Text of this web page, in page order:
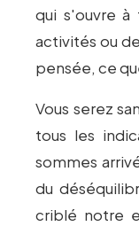
qui s'ouvre
activités ou
pensée, ce
Vous serez
tous les
sommes
du
criblé notre